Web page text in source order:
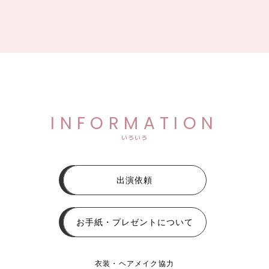
INFORMATION
いろいろ
出演依頼
お手紙・プレゼントについて
衣装・ヘアメイク協力